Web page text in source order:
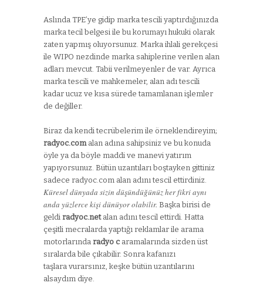
Aslında TPE’ye gidip marka tescili yaptırdığınızda
marka tecil belgesi ile bu korumayı hukuki olarak
zaten yapmış oluyorsunuz. Marka ihlali gerekçesi
ile WIPO nezdinde marka sahiplerine verilen alan
adları mevcut. Tabii verilmeyenler de var. Ayrıca
marka tescili ve mahkemeler, alan adı tescili
kadar ucuz ve kısa sürede tamamlanan işlemler
de değiller.
Biraz da kendi tecrübelerim ile örneklendireyim;
radyoc.com alan adına sahipsiniz ve bu konuda
öyle ya da böyle maddi ve manevi yatırım
yapıyorsunuz. Bütün uzantıları boştayken gittiniz
sadece radyoc.com alan adını tescil ettirdiniz.
Küresel dünyada sizin düşündüğünüz her fikri aynı
anda yüzlerce kişi dünüyor olabilir. Başka birisi de
geldi radyoc.netalan adını tescil ettirdi. Hatta
çeşitli mecralarda yaptığı reklamlar ile arama
motorlarında radyo c aramalarında sizden üst
sıralarda bile çıkabilir. Sonra kafanızı
taşlara vurarsınız, keşke bütün uzantılarını
alsaydım diye.